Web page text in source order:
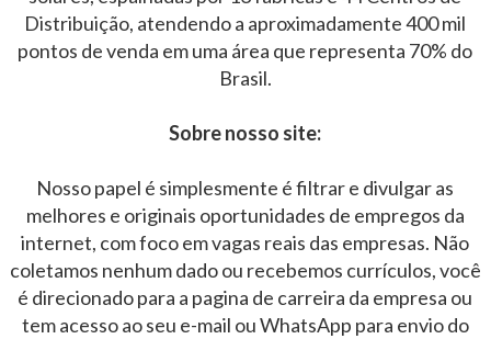
Distribuição, atendendo a aproximadamente 400 mil
pontos de venda em uma área que representa 70% do
Brasil.
Sobre nosso site:
Nosso papel é simplesmente é filtrar e divulgar as
melhores e originais oportunidades de empregos da
internet, com foco em vagas reais das empresas. Não
coletamos nenhum dado ou recebemos currículos, você
é direcionado para a pagina de carreira da empresa ou
tem acesso ao seu e-mail ou WhatsApp para envio do